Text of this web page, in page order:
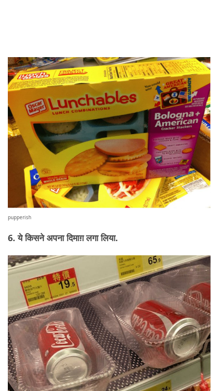
pupperish
6. ये किसने अपना दिमाग़ लगा लिया.